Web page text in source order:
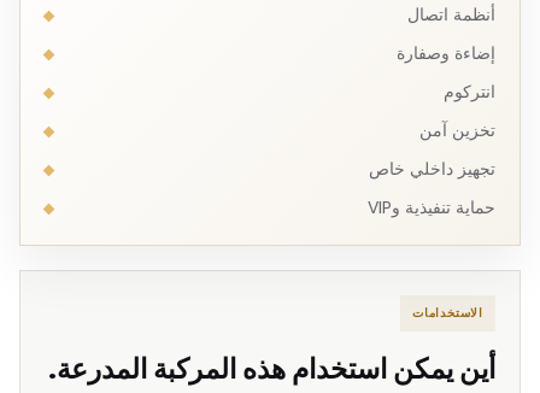
أنظمة اتصال
إضاءة وصفارة
انتركوم
تخزين آمن
تجهيز داخلي خاص
حماية تنفيذية وVIP
الاستخدامات
أين يمكن استخدام هذه المركبة المدرعة.